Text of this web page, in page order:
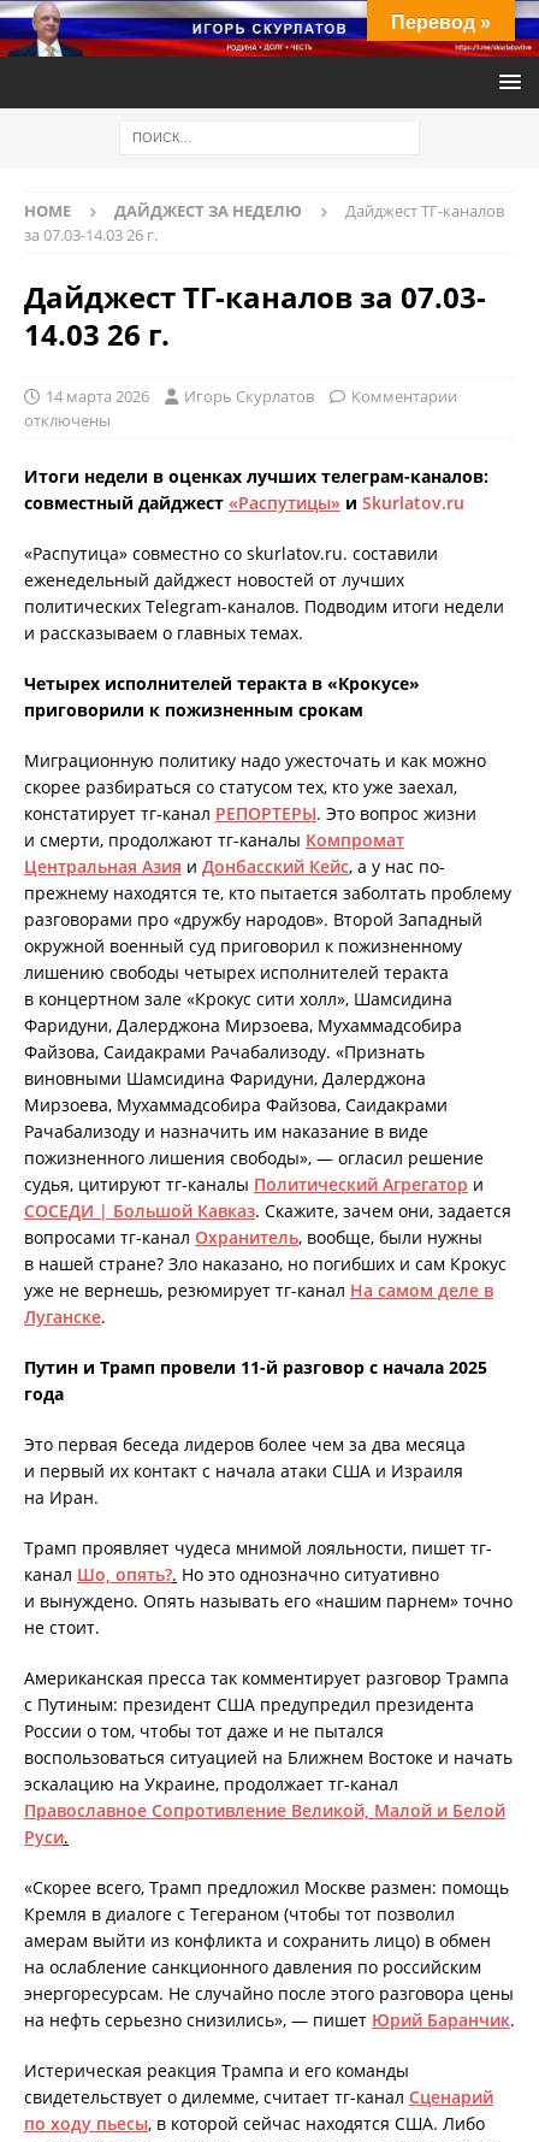
HOME ДАЙДЖЕСТ ЗА НЕДЕЛЮ
Дайджест ТГ-каналов
за 07.03-14.03 26 г.
Дайджест ТГ-каналов за 07.03-
14.03 26 г.
14 марта 2026 Игорь Скурлатов
Комментарии
отключены
Итоги недели в оценках лучших телеграм-каналов:
совместный дайджест «Распутицы» и Skurlatov.ru
«Распутица» совместно со skurlatov.ru. составили
еженедельный дайджест новостей от лучших
политических Telegram-каналов. Подводим итоги недели
и рассказываем о главных темах.
Четырех исполнителей теракта в «Крокусе»
приговорили к пожизненным срокам
Миграционную политику надо ужесточать и как можно
скорее разбираться со статусом тех, кто уже заехал,
констатирует тг-канал РЕПОРТЕРЫ. Это вопрос жизни
и смерти, продолжают тг-каналы Компромат
Центральная Азия и Донбасский Кейс, а у нас по-
прежнему находятся те, кто пытается заболтать проблему
разговорами про «дружбу народов». Второй Западный
окружной военный суд приговорил к пожизненному
лишению свободы четырех исполнителей теракта
в концертном зале «Крокус сити холл», Шамсидина
Фаридуни, Далерджона Мирзоева, Мухаммадсобира
Файзова, Саидакрами Рачабализоду. «Признать
виновными Шамсидина Фаридуни, Далерджона
Мирзоева, Мухаммадсобира Файзова, Саидакрами
Рачабализоду и назначить им наказание в виде
пожизненного лишения свободы», — огласил решение
судья, цитируют тг-каналы Политический Агрегатор и
СОСЕДИ | Большой Кавказ. Скажите, зачем они, задается
вопросами тг-канал Охранитель, вообще, были нужны
в нашей стране? Зло наказано, но погибших и сам Крокус
уже не вернешь, резюмирует тг-канал На самом деле в
Луганске.
Путин и Трамп провели 11-й разговор с начала 2025
года
Это первая беседа лидеров более чем за два месяца
и первый их контакт с начала атаки США и Израиля
на Иран.
Трамп проявляет чудеса мнимой лояльности, пишет тг-
канал Шо, опять?. Но это однозначно ситуативно
и вынуждено. Опять называть его «нашим парнем» точно
не стоит.
Американская пресса так комментирует разговор Трампа
с Путиным: президент США предупредил президента
России о том, чтобы тот даже и не пытался
воспользоваться ситуацией на Ближнем Востоке и начать
эскалацию на Украине, продолжает тг-канал
Православное Сопротивление Великой, Малой и Белой
Руси.
«Скорее всего, Трамп предложил Москве размен: помощь
Кремля в диалоге с Тегераном (чтобы тот позволил
амерам выйти из конфликта и сохранить лицо) в обмен
на ослабление санкционного давления по российским
энергоресурсам. Не случайно после этого разговора цены
на нефть серьезно снизились», — пишет Юрий Баранчик.
Истерическая реакция Трампа и его команды
свидетельствует о дилемме, считает тг-канал Сценарий
по ходу пьесы, в которой сейчас находятся США. Либо
Перевод »